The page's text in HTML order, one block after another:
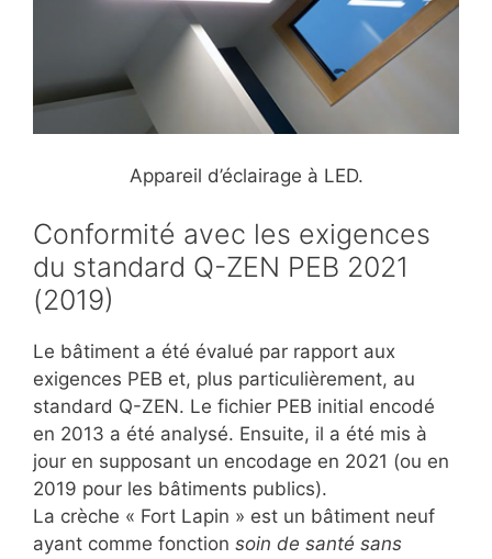
Appareil d’éclairage à LED.
Conformité avec les exigences
du standard Q-ZEN PEB 2021
(2019)
Le bâtiment a été évalué par rapport aux
exigences PEB et, plus particulièrement, au
standard Q-ZEN. Le fichier PEB initial encodé
en 2013 a été analysé. Ensuite, il a été mis à
jour en supposant un encodage en 2021 (ou en
2019 pour les bâtiments publics).
La crèche « Fort Lapin » est un bâtiment neuf
ayant comme fonction soin de santé sans